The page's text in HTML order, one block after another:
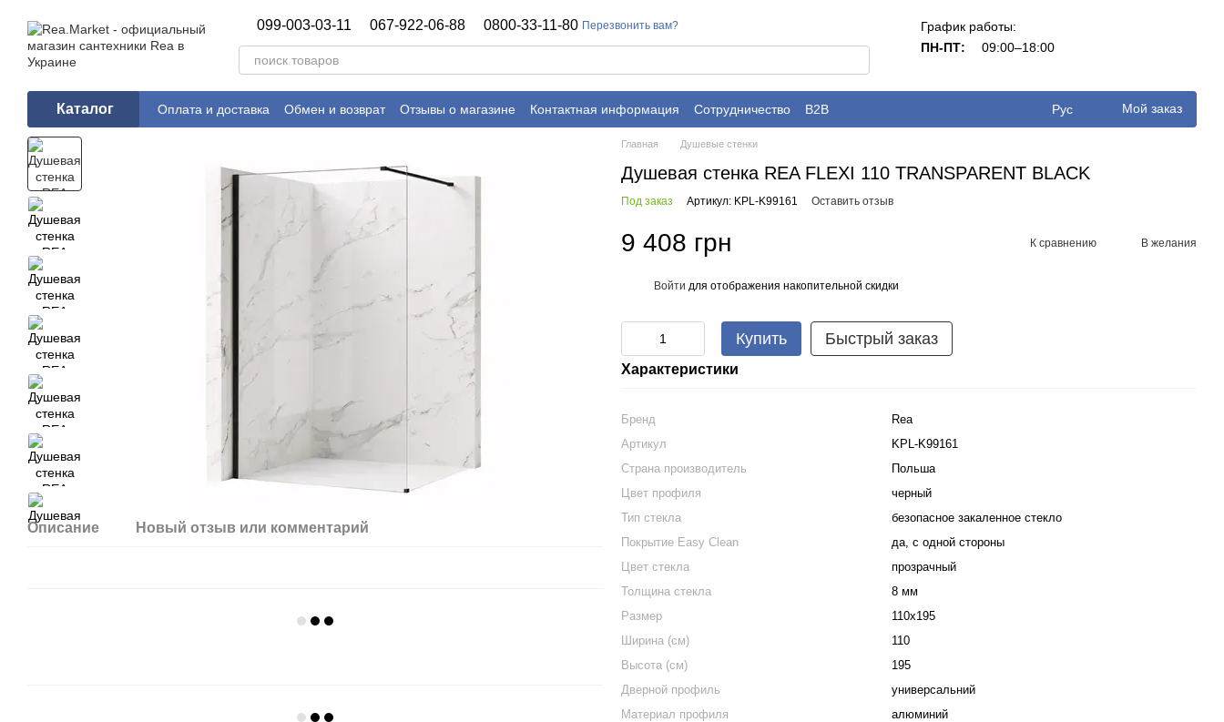
099-003-03-11 067-922-06-88 0800-33-11-80 Перезвонить вам?
График работы:
ПН-ПТ:
09:00–18:00
Каталог Оплата и доставка Обмен и возврат Отзывы о магазине Контактная информация Сотрудничество B2B Рус Мой заказ
Описание Новый отзыв или комментарий
Главная Душевые стенки
Душевая стенка REA FLEXI 110 TRANSPARENT BLACK
Под заказ Артикул: KPL-K99161 Оставить отзыв
9 408 грн К сравнению В желания
Войти для отображения накопительной скидки
Купить Быстрый заказ
Характеристики
Бренд
Rea
Артикул
KPL-K99161
Страна производитель
Польша
Цвет профиля
черный
Тип стекла
безопасное закаленное стекло
Покрытие Easy Clean
да, с одной стороны
Цвет стекла
прозрачный
Толщина стекла
8 мм
Размер
110х195
Ширина (см)
110
Высота (см)
195
Дверной профиль
универсальний
Материал профиля
алюминий